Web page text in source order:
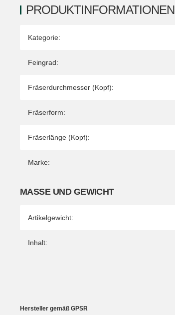
PRODUKTINFORMATIONEN
Produkteigenschaft
Wert
Kategorie:
Feingrad:
Fräserdurchmesser (Kopf):
Fräserform:
Fräserlänge (Kopf):
Marke:
MASSE UND GEWICHT
Artikelgewicht:
Inhalt:
Hersteller gemäß GPSR